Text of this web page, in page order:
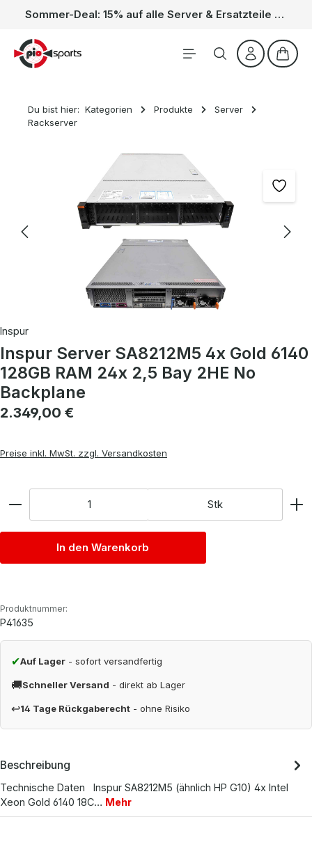
Zum Hauptinhalt springen Sommer-Deal: 15% auf alle Server & Ersatzteile – Kein Code nötig, der Rabatt wird automatisch im Warenkorb abgezogen. Gültig vom 01.06. bis 31.08.
Du bist hier: Kategorien Produkte
Server
Rackserver
Bildergalerie überspringen
Inspur
Inspur Server SA8212M5 4x Gold 6140
128GB RAM 24x 2,5 Bay 2HE No
Backplane
Regulärer Preis:
2.349,00 €
Preise inkl. MwSt. zzgl. Versandkosten
Stk
In den Warenkorb
Produktnummer:
P41635
✔Auf Lager - sofort versandfertig
🚚Schneller Versand - direkt ab Lager
↩14 Tage Rückgaberecht - ohne Risiko
Beschreibung
Technische Daten Inspur SA8212M5 (ähnlich HP G10) 4x Intel
Xeon Gold 6140 18C… Mehr